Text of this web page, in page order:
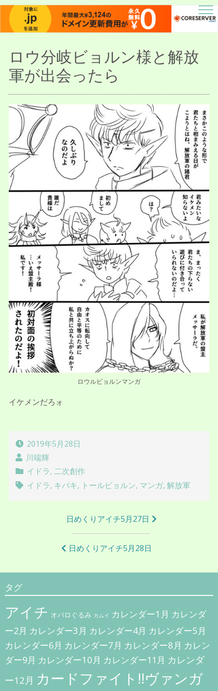
描人某屋落描置場
らくがきとねことしゃしんとだぶん
ロウ分岐ビョルン様と解放
軍が出会ったら
ロウルビョルンマンガ
イケメンだろォ
2019年5月28日
川端輝
イドラ, 二次創作
イドラ, キバキ, トールビョルン, マンガ, 解放軍
ゲ
ー
シ
ョ
ン
日めくりアイチ5月27日
日めくりアイチ5月28日
タグ
アイチ オバロぐるみ カムイ カレンダー1月 カレンダ
ー2月 カレンダー3月 カレンダー4月 カレンダー5月
カレンダー6月 カレンダー7月 カレンダー8月 カレン
ダー9月 カレンダー10月 カレンダー11月 カレンダ
ー12月 カードファイト!!ヴァンガ